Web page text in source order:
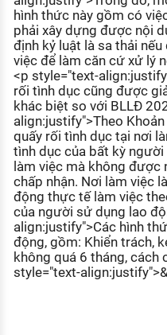
hình thức này gồm có
phải xây dựng được nội
định kỷ luật là sa thải
việc để làm căn cứ xử lý
<p style="text-
rối tình dục cũng được
khác biệt so với BLLĐ
align:justify">Theo
quấy rối tình dục tại nơi
tình dục của bất kỳ
làm việc mà không
chấp nhận. Nơi làm việc
động thực tế làm việc
của người sử dụng lao
align:justify">Các hình
động, gồm: Khiển trách,
không quá 6 tháng, cách
style="text-